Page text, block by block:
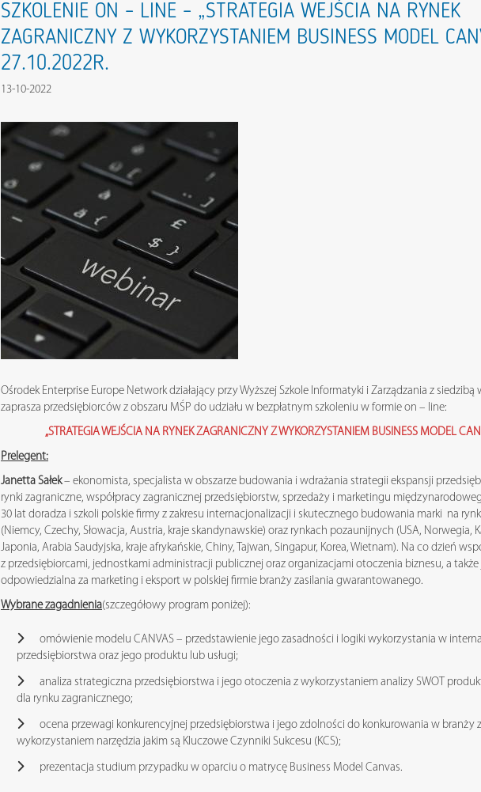
SZKOLENIE ON – LINE – „STRATEGIA WEJŚCIA NA RYNEK
ZAGRANICZNY Z WYKORZYSTANIEM BUSINESS MODEL
27.10.2022R.
13-10-2022
Ośrodek Enterprise Europe Network działający przy Wyższej Szkole Informatyki i Zarządzania z siedzibą
zaprasza przedsiębiorców z obszaru MŚP do udziału w bezpłatnym szkoleniu w formie on – line:
„STRATEGIA WEJŚCIA NA RYNEK ZAGRANICZNY Z WYKORZYSTANIEM BUSINESS MODEL
Prelegent:
Janetta Sałek– ekonomista, specjalista w obszarze budowania i wdrażania strategii ekspansji
rynki zagraniczne, współpracy zagranicznej przedsiębiorstw, sprzedaży i marketingu
30 lat doradza i szkoli polskie firmy z zakresu internacjonalizacji i skutecznego budowania marki na
(Niemcy, Czechy, Słowacja, Austria, kraje skandynawskie) oraz rynkach pozaunijnych (USA, Norwegia,
Japonia, Arabia Saudyjska, kraje afrykańskie, Chiny, Tajwan, Singapur, Korea, Wietnam). Na co dzień
z przedsiębiorcami, jednostkami administracji publicznej oraz organizacjami otoczenia biznesu, a także
odpowiedzialna za marketing i eksport w polskiej firmie branży zasilania gwarantowanego.
Wybrane zagadnienia(szczegółowy program poniżej):
omówienie modelu CANVAS – przedstawienie jego zasadności i logiki wykorzystania w
przedsiębiorstwa oraz jego produktu lub usługi;
analiza strategiczna przedsiębiorstwa i jego otoczenia z wykorzystaniem analizy SWOT
dla rynku zagranicznego;
ocena przewagi konkurencyjnej przedsiębiorstwa i jego zdolności do konkurowania w branży z
wykorzystaniem narzędzia jakim są Kluczowe Czynniki Sukcesu (KCS);
prezentacja studium przypadku w oparciu o matrycę Business Model Canvas.